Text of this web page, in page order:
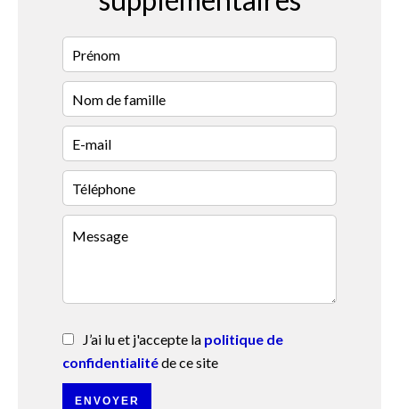
J’ai lu et j'accepte la politique de
confidentialitéde ce site
ENVOYER